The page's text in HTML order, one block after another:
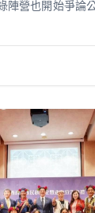
陣營也開始爭論